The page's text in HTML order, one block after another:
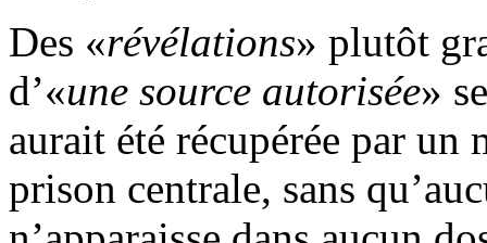
Des «révélations» plutôt
d’«une source autorisée»
aurait été récupérée par
prison centrale, sans